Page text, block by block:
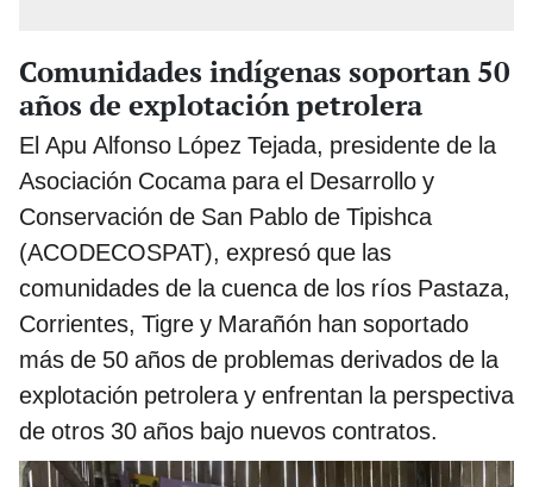
Comunidades indígenas soportan 50
años de explotación petrolera
El Apu Alfonso López Tejada, presidente de la
Asociación Cocama para el Desarrollo y
Conservación de San Pablo de Tipishca
(ACODECOSPAT), expresó que las
comunidades de la cuenca de los ríos Pastaza,
Corrientes, Tigre y Marañón han soportado
más de 50 años de problemas derivados de la
explotación petrolera y enfrentan la perspectiva
de otros 30 años bajo nuevos contratos.